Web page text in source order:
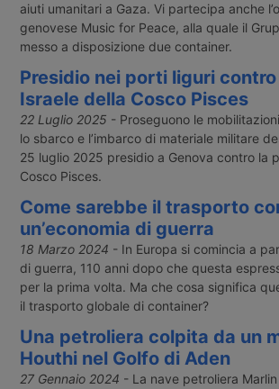
aiuti umanitari a Gaza. Vi partecipa anche
genovese Music for Peace, alla quale il
messo a disposizione due container.
Presidio nei porti liguri
Israele della Cosco Pisces
22 Luglio 2025 - Proseguono le
lo sbarco e l’imbarco di materiale militare
25 luglio 2025 presidio a Genova contro la
Cosco Pisces.
Come sarebbe il trasporto
un’economia di guerra
18 Marzo 2024 - In Europa si comincia a
di guerra, 110 anni dopo che questa
per la prima volta. Ma che cosa significa
il trasporto globale di container?
Una petroliera colpita da un
Houthi nel Golfo di Aden
27 Gennaio 2024 - La nave petroliera